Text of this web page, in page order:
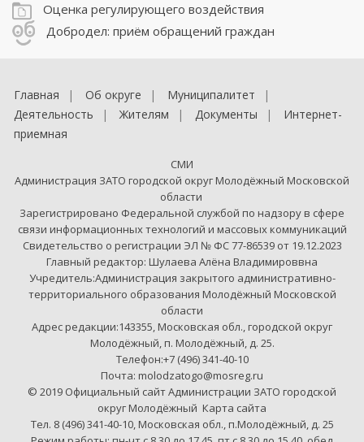
Оценка регулирующего воздействия
Добродел: приём обращений граждан
Главная Об округе
Муниципалитет
Деятельность
Жителям Документы
Интернет-
приемная
СМИ
Администрация ЗАТО городской округ Молодёжный Московской
области
Зарегистрировано Федеральной службой по надзору в сфере
связи информационных технологий и массовых коммуникаций
Свидетельство о регистрации ЭЛ № ФС 77-86539 от 19.12.2023
Главный редактор: Шулаева Алёна Владимироввна
Учредитель:Администрация закрытого административно-
территориального образования Молодёжный Московской
области
Адрес редакции:143355, Московская обл., городской округ
Молодёжный, п. Молодёжный, д. 25.
Телефон:+7 (496) 341-40-10
Почта: molodzatogo@mosreg.ru
© 2019 Официальный сайт Администрации ЗАТО городской
округ Молодёжный Карта сайта
Тел. 8 (496) 341-40-10, Московская обл., п.Молодёжный, д. 25